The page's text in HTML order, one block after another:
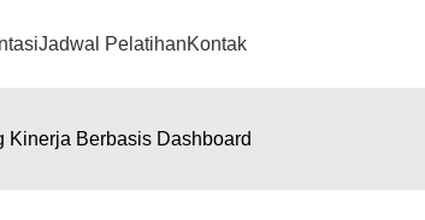
Jadwal PelatihanKontak
Berbasis Dashboard